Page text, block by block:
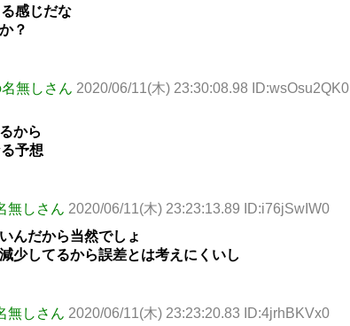
感じだな
？
無しさん 2020/06/11(木) 23:30:08.98 ID:wsOsu2QK0
から
予想
無しさん 2020/06/11(木) 23:23:13.89 ID:i76jSwIW0
んだから当然でしょ
少してるから誤差とは考えにくいし
無しさん 2020/06/11(木) 23:23:20.83 ID:4jrhBKVx0